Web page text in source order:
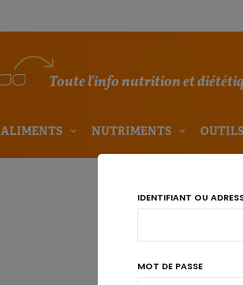
Toute l'info nutrition et
ALIMENTS NUTRIMENTS OUTILS
IDENTIFIANT OU
MOT DE PASSE